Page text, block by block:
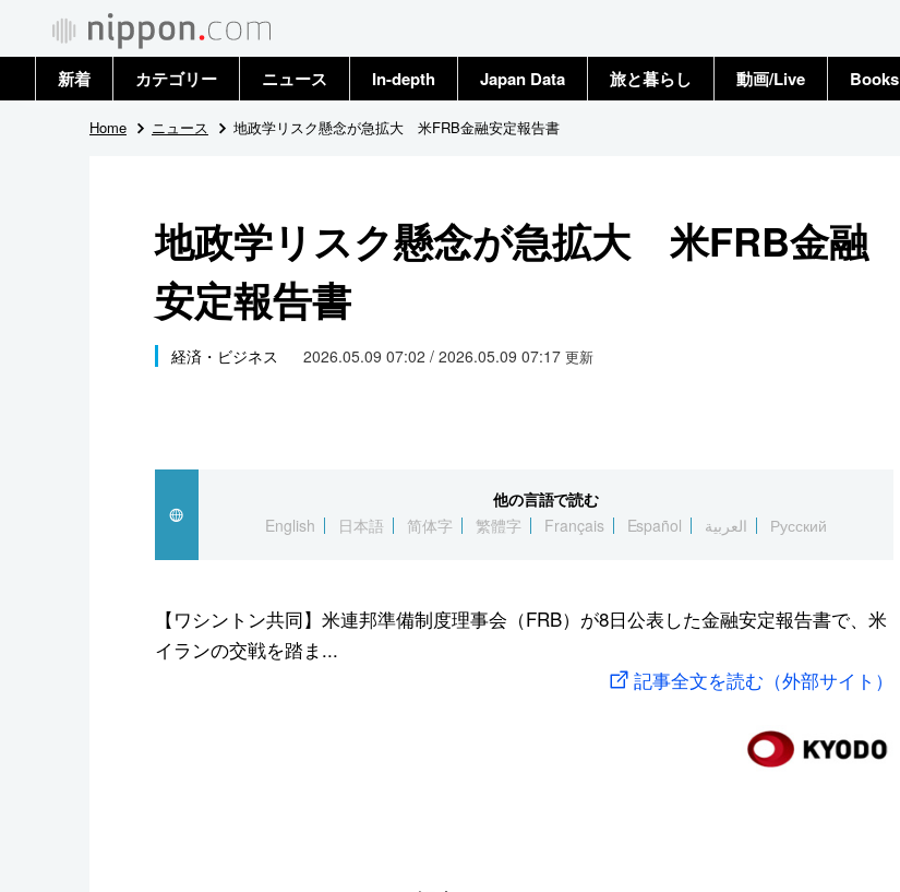
新着 カテゴリー
政治・外交
国際
社会
文化
スポーツ・東京2020
ニュース
トップ
In-depth Japan Data 旅と暮らし 動画/Live Books
Home ニュース 地政学リスク懸念が急拡大 米FRB金融安定報告書
地政学リスク懸念が急拡大 米FRB金融
安定報告書
経済・ビジネス 2026.05.09 07:02 / 2026.05.09 07:17 更新
他の言語で読む
English
日本語 简体字 繁體字 Français Español العربية Русский
【ワシントン共同】米連邦準備制度理事会（FRB）が8日公表した金融安定報告書で、米
イランの交戦を踏ま...
記事全文を読む（外部サイト）